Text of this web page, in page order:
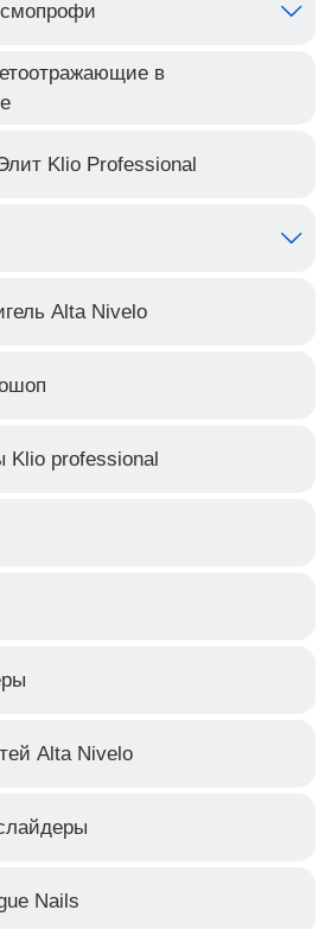
в
Klio Professional
Alta Nivelo
Klio professional
Alta Nivelo
Nails